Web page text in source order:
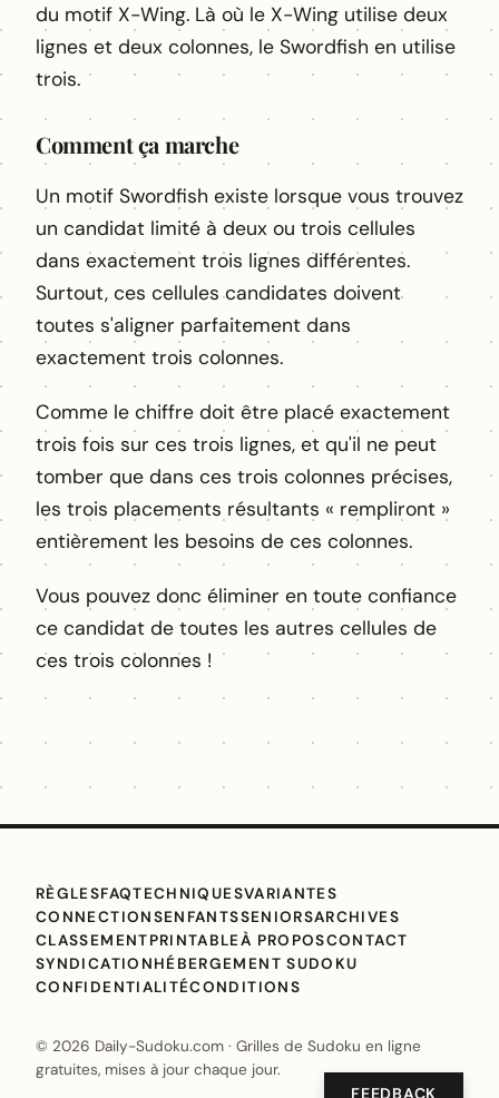
du motif X-Wing. Là où le X-Wing utilise deux
lignes et deux colonnes, le Swordfish en utilise
trois.
Comment ça marche
Un motif Swordfish existe lorsque vous trouvez
un candidat limité à deux ou trois cellules
dans exactement trois lignes différentes.
Surtout, ces cellules candidates doivent
toutes s'aligner parfaitement dans
exactement trois colonnes.
Comme le chiffre doit être placé exactement
trois fois sur ces trois lignes, et qu'il ne peut
tomber que dans ces trois colonnes précises,
les trois placements résultants « rempliront »
entièrement les besoins de ces colonnes.
Vous pouvez donc éliminer en toute confiance
ce candidat de toutes les autres cellules de
ces trois colonnes !
RÈGLESFAQTECHNIQUESVARIANTES
CONNECTIONSENFANTSSENIORSARCHIVES
CLASSEMENTPRINTABLEÀ PROPOSCONTACT
SYNDICATIONHÉBERGEMENT SUDOKU
CONFIDENTIALITÉCONDITIONS
© 2026 Daily-Sudoku.com · Grilles de Sudoku en ligne
gratuites, mises à jour chaque jour.
FEEDBACK